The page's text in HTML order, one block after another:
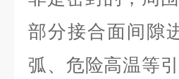
部分接合面间隙
弧、危险高温等